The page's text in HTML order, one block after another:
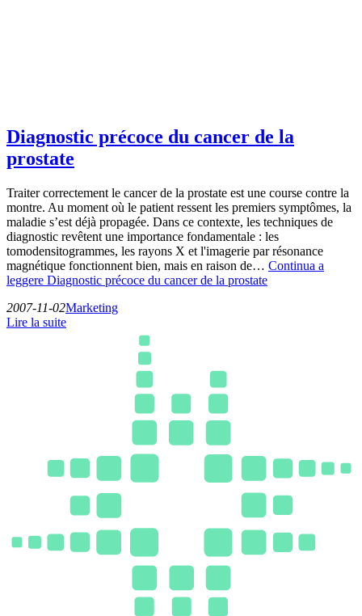
Diagnostic précoce du cancer de la
prostate
Traiter correctement le cancer de la prostate est une course contre la
montre. Au moment où le patient ressent les premiers symptômes, la
maladie s’est déjà propagée. Dans ce contexte, les techniques de
diagnostic revêtent une importance fondamentale : les
tomodensitogrammes, les rayons X et l'imagerie par résonance
magnétique fonctionnent bien, mais en raison de… Continua a
leggere Diagnostic précoce du cancer de la prostate
2007-11-02Marketing
Lire la suite